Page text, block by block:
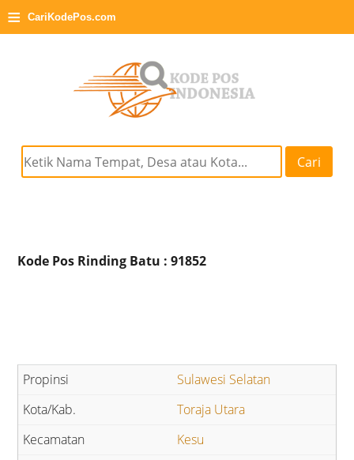
≡ CariKodePos.com
Cari
Kode Pos Rinding Batu : 91852
Sulawesi Selatan
Toraja Utara
Kesu